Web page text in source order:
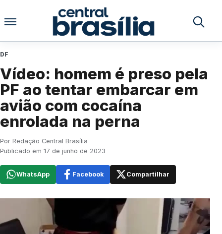
Pular para o conteúdo
Buscar
DF
Vídeo: homem é preso pela
PF ao tentar embarcar em
avião com cocaína
enrolada na perna
Por Redação Central Brasília
Publicado em 17 de junho de 2023
WhatsApp Facebook Compartilhar